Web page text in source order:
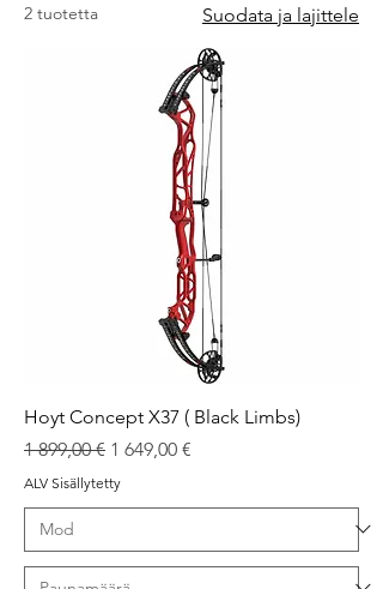
2 tuotetta Suodata ja lajittele
Hoyt Concept X37 ( Black Limbs)
Normaali hinta
1 899,00 € Alehinta
1 649,00 €
ALV Sisällytetty